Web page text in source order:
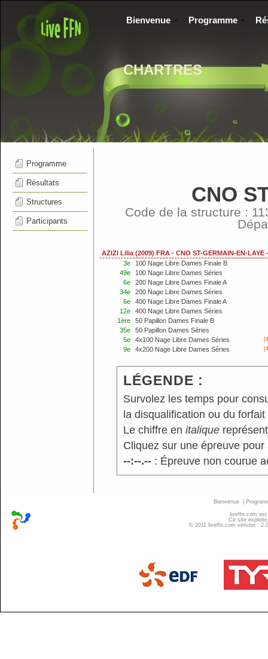
CHARTRES
Bienvenue Programme
Programme
Résultats
Structures
Participants
CNO
Code de la structure :
AZIZI Lilia (2009) FRA - CNO ST-GERMAIN-EN-
3e
100 Nage Libre Dames Finale B
49e
100 Nage Libre Dames Séries
6e
200 Nage Libre Dames Finale A
34e
200 Nage Libre Dames Séries
6e
400 Nage Libre Dames Finale A
12e
400 Nage Libre Dames Séries
1ère
50 Papillon Dames Finale B
35e
50 Papillon Dames Séries
5e
4x100 Nage Libre Dames Séries
9e 4x200 Nage Libre Dames Séries
LÉGENDE :
Survolez les temps pour
la disqualification ou du forfait
Le chiffre en italique
Cliquez sur une épreuve
--:--.--: Épreuve non courue
Bienvenue
liveffn.com
Ce site
© 2011 liveffn.com version :